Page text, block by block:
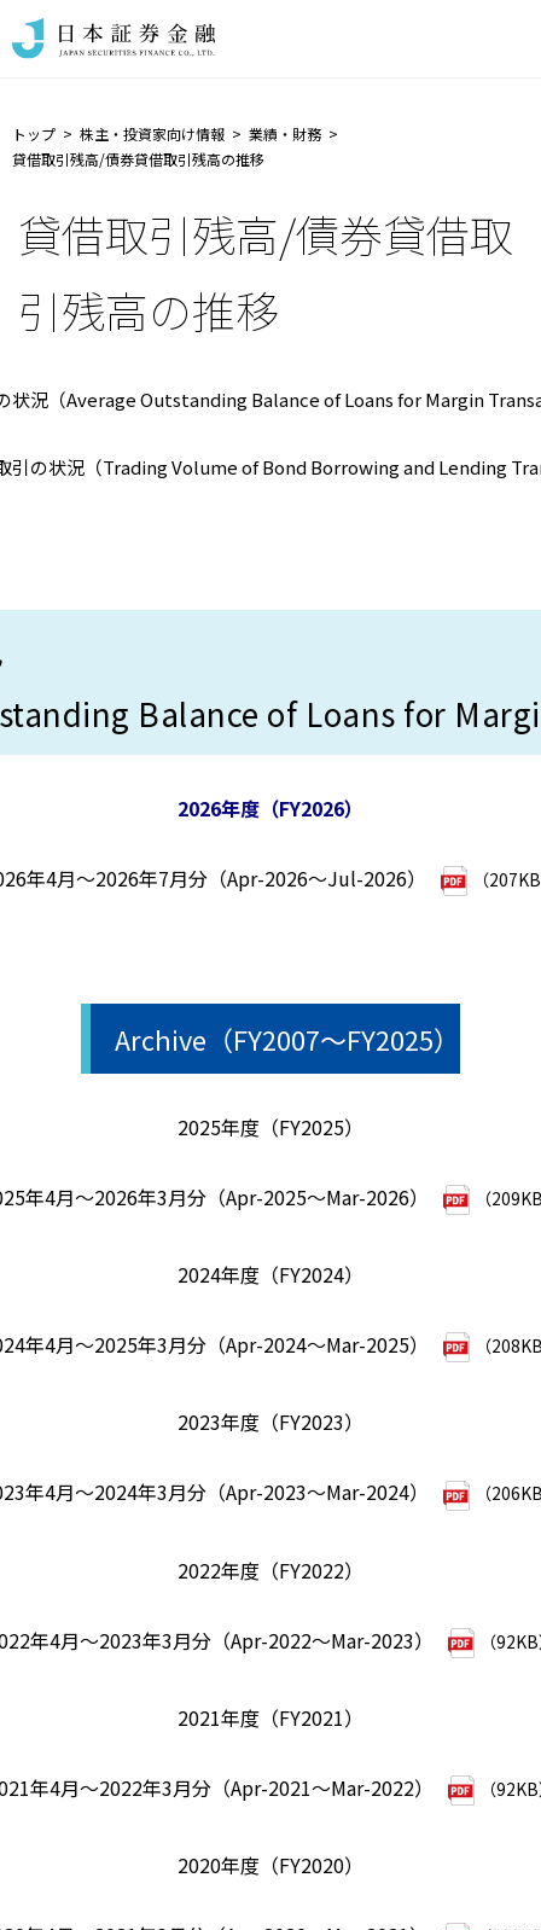
トップ 株主・投資家向け情報
業績・財務
貸借取引残高/債券貸借取引残高の推移
貸借取引残高/債券貸借取
引残高の推移
状況（Average Outstanding Balance of Loans for Margin
引の状況（Trading Volume of Bond Borrowing and Lending
Balance of Loans for
2026年度（FY2026）
年4月～2026年7月分（Apr-2026～Jul-2026） （
Archive（FY2007～FY2025）
2025年度（FY2025）
年4月～2026年3月分（Apr-2025～Mar-2026） （
2024年度（FY2024）
年4月～2025年3月分（Apr-2024～Mar-2025） （
2023年度（FY2023）
年4月～2024年3月分（Apr-2023～Mar-2024） （
2022年度（FY2022）
年4月～2023年3月分（Apr-2022～Mar-2023） （
2021年度（FY2021）
年4月～2022年3月分（Apr-2021～Mar-2022） （
2020年度（FY2020）